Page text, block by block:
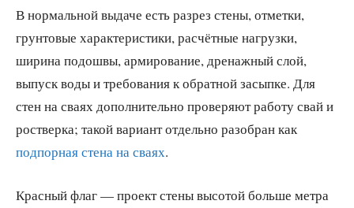
В нормальной выдаче есть разрез стены, отметки,
грунтовые характеристики, расчётные нагрузки,
ширина подошвы, армирование, дренажный слой,
выпуск воды и требования к обратной засыпке. Для
стен на сваях дополнительно проверяют работу свай и
ростверка; такой вариант отдельно разобран как
подпорная стена на сваях.
Красный флаг — проект стены высотой больше метра